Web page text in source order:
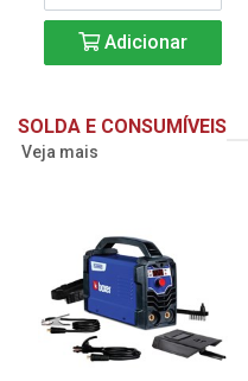
Adicionar
SOLDA E CONSUMÍVEIS
Veja mais